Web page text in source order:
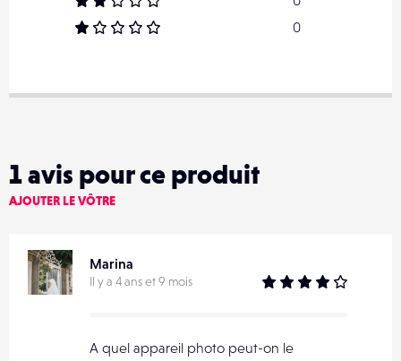
0
1avis pour ce produit
AJOUTER LE VÔTRE
Marina
Il y a 4 ans et 9 mois
A quel appareil photo peut-on le